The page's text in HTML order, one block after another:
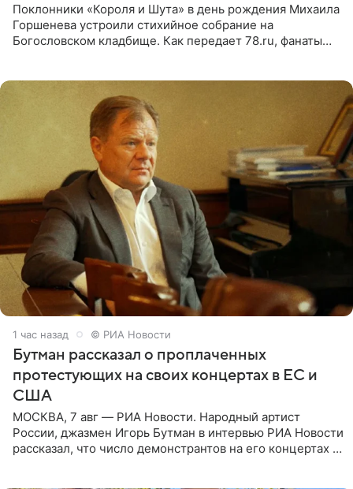
Поклонники «Короля и Шута» в день рождения Михаила
Горшенева устроили стихийное собрание на
Богословском кладбище. Как передает 78.ru, фанаты
1 час назад © РИА Новости
Бутман рассказал о проплаченных
протестующих на своих концертах в ЕС и
США
МОСКВА, 7 авг — РИА Новости. Народный артист
России, джазмен Игорь Бутман в интервью РИА Новости
рассказал, что число демонстрантов на его концертах в